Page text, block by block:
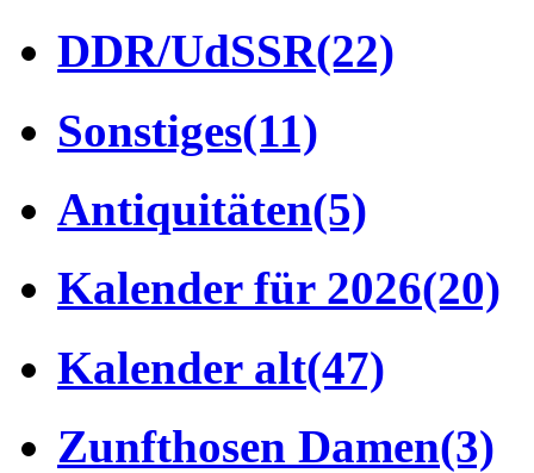
DDR/UdSSR(22)
Sonstiges(11)
Antiquitäten(5)
Kalender für 2026(20)
Kalender alt(47)
Zunfthosen Damen(3)